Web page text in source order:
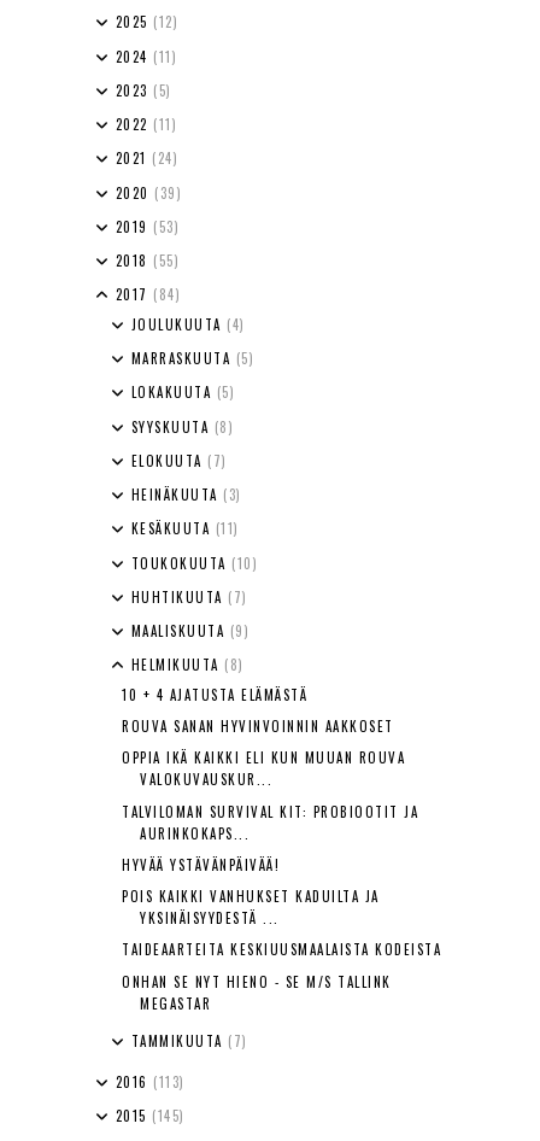
2025 (12)
2024 (11)
2023 (5)
2022 (11)
2021 (24)
2020 (39)
2019 (53)
2018 (55)
2017 (84)
JOULUKUUTA (4)
MARRASKUUTA (5)
LOKAKUUTA (5)
SYYSKUUTA (8)
ELOKUUTA (7)
HEINÄKUUTA (3)
KESÄKUUTA (11)
TOUKOKUUTA (10)
HUHTIKUUTA (7)
MAALISKUUTA (9)
HELMIKUUTA (8)
10 + 4 AJATUSTA ELÄMÄSTÄ
ROUVA SANAN HYVINVOINNIN AAKKOSET
OPPIA IKÄ KAIKKI ELI KUN MUUAN ROUVA
VALOKUVAUSKUR...
TALVILOMAN SURVIVAL KIT: PROBIOOTIT JA
AURINKOKAPS...
HYVÄÄ YSTÄVÄNPÄIVÄÄ!
POIS KAIKKI VANHUKSET KADUILTA JA
YKSINÄISYYDESTÄ ...
TAIDEAARTEITA KESKIUUSMAALAISTA KODEISTA
ONHAN SE NYT HIENO - SE M/S TALLINK
MEGASTAR
TAMMIKUUTA (7)
2016 (113)
2015 (145)